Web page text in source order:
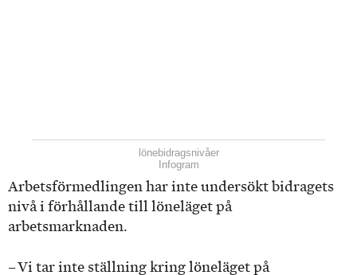
lönebidragsnivåer
Infogram
Arbetsförmedlingen har inte undersökt bidragets
nivå i förhållande till löneläget på
arbetsmarknaden.
– Vi tar inte ställning kring löneläget på